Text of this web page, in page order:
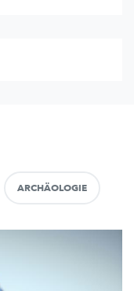
ARCHÄOLOGIE